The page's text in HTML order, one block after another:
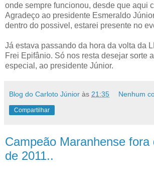
onde sempre funcionou, desde que aqui
Agradeço ao presidente Esmeraldo
dentro do possivel, estarei presente no
Já estava passando da hora da volta da
Frei Epifânio. Só nos resta desejar sorte
especial, ao presidente Júnior.
Blog do Carloto Júnior às 21:35 Nenhum
Compartilhar
Campeão Maranhense fora
de 2011..